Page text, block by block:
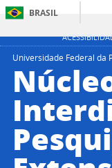
BRASIL
Universidade Federal da